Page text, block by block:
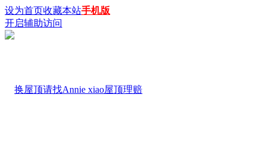
设为首页收藏本站手机版
开启辅助访问